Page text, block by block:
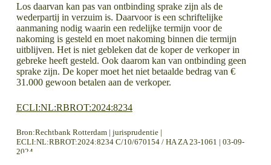
Los daarvan kan pas van ontbinding sprake zijn als de
wederpartij in verzuim is. Daarvoor is een schriftelijke
aanmaning nodig waarin een redelijke termijn voor de
nakoming is gesteld en moet nakoming binnen die termijn
uitblijven. Het is niet gebleken dat de koper de verkoper in
gebreke heeft gesteld. Ook daarom kan van ontbinding geen
sprake zijn. De koper moet het niet betaalde bedrag van €
31.000 gewoon betalen aan de verkoper.
ECLI:NL:RBROT:2024:8234
Bron:Rechtbank Rotterdam | jurisprudentie |
ECLI:NL:RBROT:2024:8234 C/10/670154 / HA ZA 23-1061 | 03-09-
2024